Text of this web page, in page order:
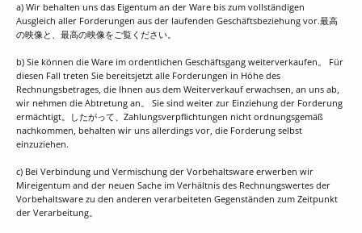
a) Wir behalten uns das Eigentum an der Ware bis zum vollständigen
Ausgleich aller Forderungen aus der laufenden Geschäftsbeziehung vor.最高
の映像と、最高の映像をご覧ください。
b) Sie können die Ware im ordentlichen Geschäftsgang weiterverkaufen。 Für
diesen Fall tr​​eten Sie bereitsjetzt alle Forderungen in Höhe des
Rechnungsbetrages, die Ihnen aus dem Weiterverkauf erwachsen, an uns ab,
wir nehmen die Abtretung an。 Sie sind weiter zur Einziehung der Forderung
ermächtigt。したがって、Zahlungsverpflichtungen nicht ordnungsgemäß
nachkommen, behalten wir uns allerdings vor, die Forderung selbst
einzuziehen.
c) Bei Verbindung und Vermischung der Vorbehaltsware erwerben wir
Mireigentum and der neuen Sache im Verhältnis des Rechnungswertes der
Vorbehaltsware zu den anderen verarbeiteten Gegenständen zum Zeitpunkt
der Verarbeitung。